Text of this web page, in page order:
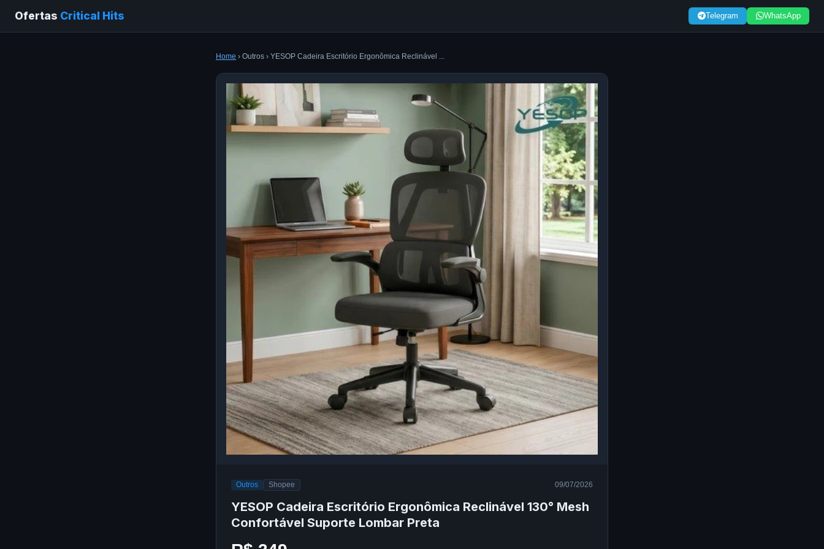
Ofertas Critical Hits Telegram WhatsApp
Home › Outros › YESOP Cadeira Escritório Ergonômica Reclinável ...
Outros Shopee 09/07/2026
YESOP Cadeira Escritório Ergonômica Reclinável 130° Mesh
Confortável Suporte Lombar Preta